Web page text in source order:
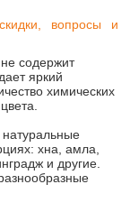
вопросы и
не содержит
яркий
химических
натуральные
хна, амла,
и другие.